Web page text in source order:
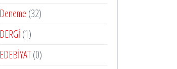
Deneme (32)
DERGİ (1)
EDEBİYAT(0)